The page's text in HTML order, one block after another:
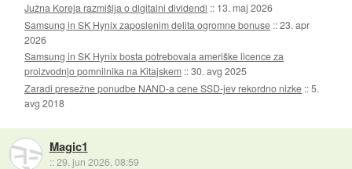
Južna Koreja razmišlja o digitalni dividendi :: 13. maj 2026
Samsung in SK Hynix zaposlenim delita ogromne bonuse ::23. apr
2026
Samsung in SK Hynix bosta potrebovala ameriške licence za
proizvodnjo pomnilnika na Kitajskem ::30. avg 2025
Zaradi presežne ponudbe NAND-a cene SSD-jev rekordno nizke ::5.
avg 2018
Magic1
::29. jun 2026, 08:59